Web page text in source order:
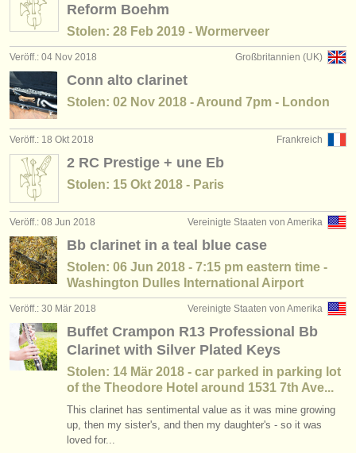
Reform Boehm
Stolen: 28 Feb 2019 - Wormerveer
Großbritannien (UK)
Veröff.: 04 Nov 2018
Conn alto clarinet
Stolen: 02 Nov 2018 - Around 7pm - London
Frankreich
Veröff.: 18 Okt 2018
2 RC Prestige + une Eb
Stolen: 15 Okt 2018 - Paris
Vereinigte Staaten von Amerika
Veröff.: 08 Jun 2018
Bb clarinet in a teal blue case
Stolen: 06 Jun 2018 - 7:15 pm eastern time -
Washington Dulles International Airport
Vereinigte Staaten von Amerika
Veröff.: 30 Mär 2018
Buffet Crampon R13 Professional Bb
Clarinet with Silver Plated Keys
Stolen: 14 Mär 2018 - car parked in parking lot
of the Theodore Hotel around 1531 7th Ave...
This clarinet has sentimental value as it was mine growing
up, then my sister's, and then my daughter's - so it was
loved for...